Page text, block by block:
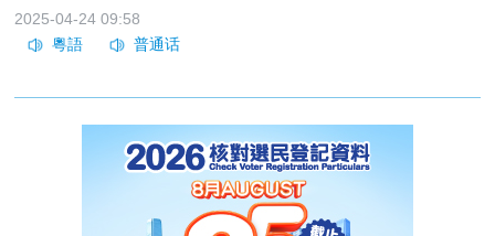
2025-04-24 09:58